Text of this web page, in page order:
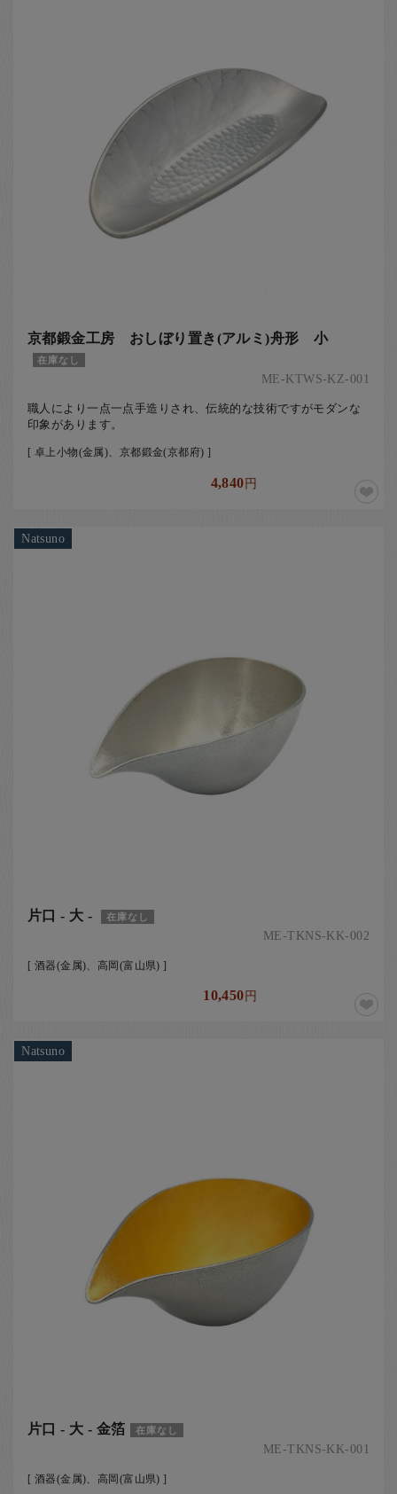
京都鍛金工房 おしぼり置き(アルミ)舟形 小
在庫なし
ME-KTWS-KZ-001
職人により一点一点手造りされ、伝統的な技術ですがモダンな
印象があります。
[ 卓上小物(金属)、京都鍛金(京都府) ]
4,840円
Natsuno
片口 - 大 - 在庫なし
ME-TKNS-KK-002
[ 酒器(金属)、高岡(富山県) ]
10,450円
Natsuno
片口 - 大 - 金箔 在庫なし
ME-TKNS-KK-001
[ 酒器(金属)、高岡(富山県) ]